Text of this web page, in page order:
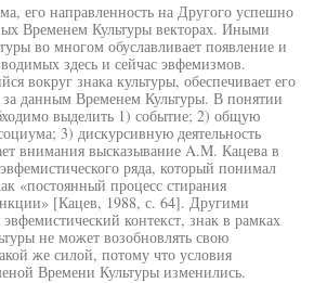
его направленность на Другого успешно
Временем Культуры векторах. Иными
во многом обуславливает появление и
здесь и сейчас эвфемизмов.
вокруг знака культуры, обеспечивает его
данным Временем Культуры. В понятии
выделить 1) событие; 2) общую
3) дискурсивную деятельность
внимания высказывание A.M. Кацева в
ряда, который понимал
«постоянный процесс стирания
[Кацев, 1988, с. 64]. Другими
контекст, знак в рамках
не может возобновлять свою
же силой, потому что условия
Времени Культуры изменились.